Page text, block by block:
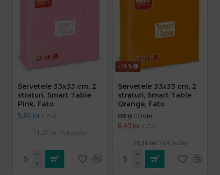
Servetele 33x33 cm, 2
straturi, Smart Table
Pink, Fato
9,40 lei + TVA
11,37 lei TVA inclus
-19 %
Servetele 33x33 cm, 2
straturi, Smart Table
Orange, Fato
PRP 10,40 lei
8,40 lei + TVA
10,16 lei TVA inclus